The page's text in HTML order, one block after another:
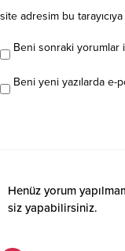
site adresim bu
Beni sonraki yorumlar
Beni yeni yazılarda e-
Henüz yorum
siz yapabilirsiniz.